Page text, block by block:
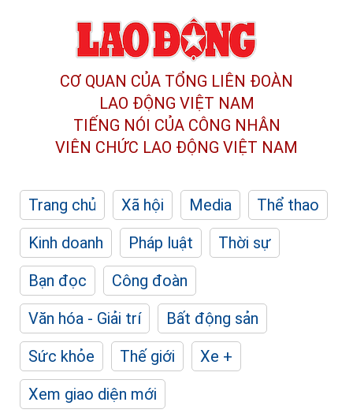
CƠ QUAN CỦA TỔNG LIÊN ĐOÀN
LAO ĐỘNG VIỆT NAM
TIẾNG NÓI CỦA CÔNG NHÂN
VIÊN CHỨC LAO ĐỘNG VIỆT NAM
Trang chủ Xã hội Media
Thể thao
Kinh doanh
Pháp luật
Thời sự
Bạn đọc
Công đoàn
Văn hóa - Giải trí
Bất động sản
Sức khỏe
Thế giới
Xe +
Xem giao diện mới